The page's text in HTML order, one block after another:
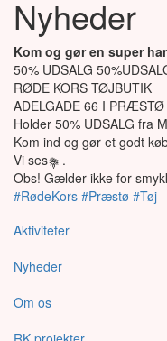
Nyheder
Kom og gør en super
50% UDSALG
RØDE KORS TØJBUTIK
ADELGADE 66 I PRÆSTØ
Holder 50% UDSALG fra
Kom ind og gør et godt
Vi ses
.
Obs! Gælder ikke for
#RødeKors #Præstø #Tøj
Aktiviteter
Nyheder
Om os